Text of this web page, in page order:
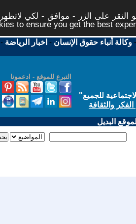
على الزر - موافق - لكي
to ensure you get the best
-وكالة أنباء حقوق الإنسان - اخبار الرياضة -
التبرع للموقع - ادعمونا
للجميع"
والثقافة
البديل